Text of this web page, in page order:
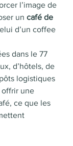
l’image de
un café de
d’un coffee
dans le 77
d’hôtels, de
logistiques
offrir une
ce que les